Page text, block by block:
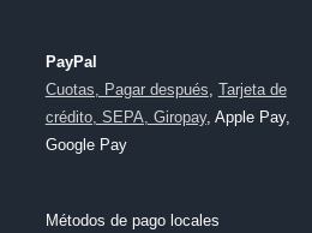
PayPal
Cuotas, Pagar después, Tarjeta de
crédito, SEPA, Giropay, Apple Pay,
Google Pay
Métodos de pago locales